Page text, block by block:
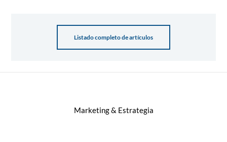
Listado completo de artículos
Marketing & Estrategia